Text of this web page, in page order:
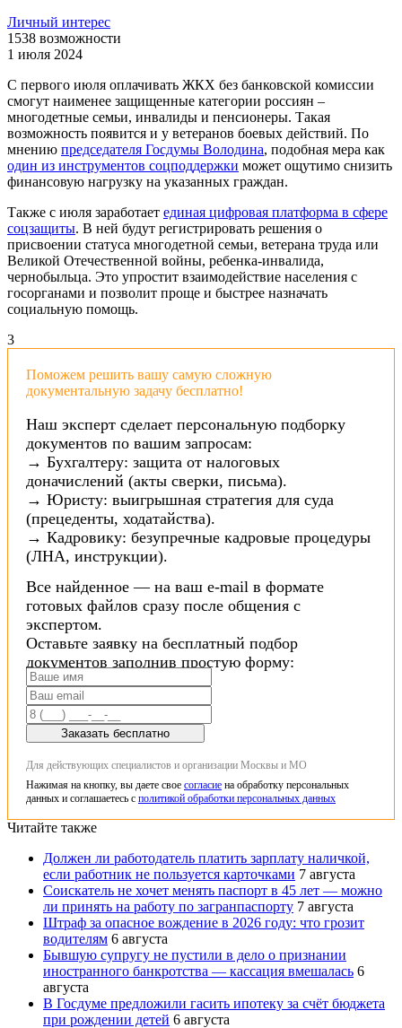
Личный интерес
1538 возможности
1 июля 2024
С первого июля оплачивать ЖКХ без банковской комиссии
смогут наименее защищенные категории россиян –
многодетные семьи, инвалиды и пенсионеры. Такая
возможность появится и у ветеранов боевых действий. По
мнению председателя Госдумы Володина, подобная мера как
один из инструментов соцподдержки может ощутимо снизить
финансовую нагрузку на указанных граждан.
Также с июля заработает единая цифровая платформа в сфере
соцзащиты. В ней будут регистрировать решения о
присвоении статуса многодетной семьи, ветерана труда или
Великой Отечественной войны, ребенка-инвалида,
чернобыльца. Это упростит взаимодействие населения с
госорганами и позволит проще и быстрее назначать
социальную помощь.
3
Поможем решить вашу самую сложную
документальную задачу бесплатно!
Наш эксперт сделает персональную подборку
документов по вашим запросам:
→ Бухгалтеру: защита от налоговых
доначислений (акты сверки, письма).
→ Юристу: выигрышная стратегия для суда
(прецеденты, ходатайства).
→ Кадровику: безупречные кадровые процедуры
(ЛНА, инструкции).
Все найденное — на ваш e-mail в формате
готовых файлов сразу после общения с
экспертом.
Оставьте заявку на бесплатный подбор
документов заполнив простую форму:
Заказать бесплатно
Для действующих специалистов и организации Москвы и МО
Нажимая на кнопку, вы даете свое согласие на обработку персональных
данных и соглашаетесь с политикой обработки персональных данных
Читайте также
Должен ли работодатель платить зарплату наличкой,
если работник не пользуется карточками 7 августа
Соискатель не хочет менять паспорт в 45 лет — можно
ли принять на работу по загранпаспорту 7 августа
Штраф за опасное вождение в 2026 году: что грозит
водителям 6 августа
Бывшую супругу не пустили в дело о признании
иностранного банкротства — кассация вмешалась 6
августа
В Госдуме предложили гасить ипотеку за счёт бюджета
при рождении детей 6 августа